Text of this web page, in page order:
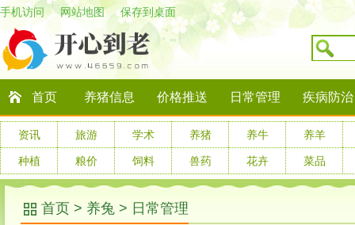
手机访问 网站地图 保存到桌面
首页 养猪信息 价格推送 日常管理 疾病防治
资讯 旅游 学术 养猪 养牛 养羊
种植 粮价 饲料 兽药 花卉 菜品
首页 > 养兔 > 日常管理